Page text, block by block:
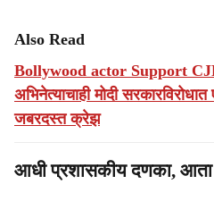
Also Read
Bollywood actor Support
अभिनेत्याचाही मोदी
जबरदस्त क्रेझ
आधी प्रशासकीय दणका, आता